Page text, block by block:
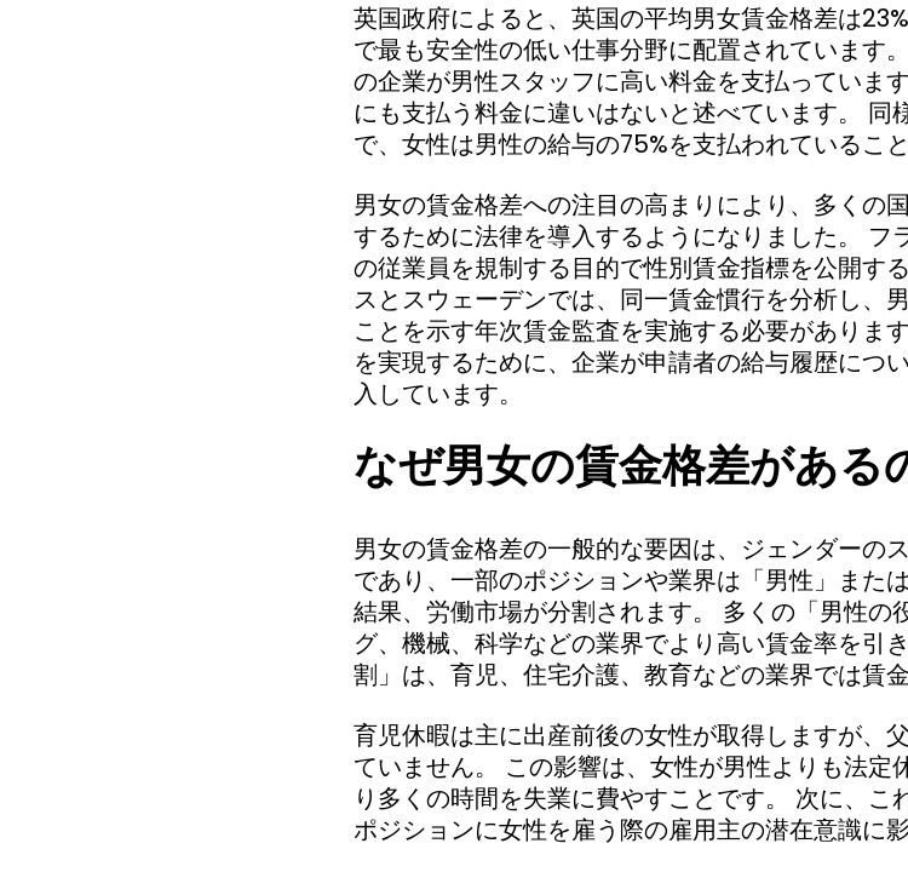
英国政府によると、英国の平均男女賃金格差は
で最も安全性の低い仕事分野に配置されています。
の企業が男性スタッフに高い料金を支払っていま
にも支払う料金に違いはないと述べています。 同
で、女性は男性の給与の75%を支払われているこ
男女の賃金格差への注目の高まりにより、多くの
するために法律を導入するようになりました。 フ
の従業員を規制する目的で性別賃金指標を公開す
スとスウェーデンでは、同一賃金慣行を分析し、
ことを示す年次賃金監査を実施する必要がありま
を実現するために、企業が申請者の給与履歴につ
入しています。
なぜ男女の賃金格差がある
男女の賃金格差の一般的な要因は、ジェンダーの
であり、一部のポジションや業界は「男性」また
結果、労働市場が分割されます。 多くの「男性の
グ、機械、科学などの業界でより高い賃金率を引
割」は、育児、住宅介護、教育などの業界では賃
育児休暇は主に出産前後の女性が取得しますが、
ていません。 この影響は、女性が男性よりも法定
り多くの時間を失業に費やすことです。 次に、
ポジションに女性を雇う際の雇用主の潜在意識に